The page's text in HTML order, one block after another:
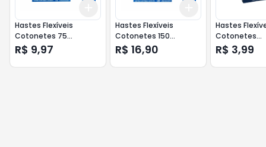
Hastes Flexíveis
Cotonetes 75
Unidades
R$ 9,97
Hastes Flexíveis
Cotonetes 150
Unidades
R$ 16,90
Hastes
Cotonetes
Cottonbaby
Unidades
R$ 3,99